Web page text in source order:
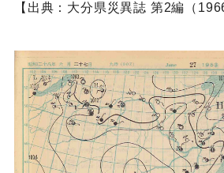
【出典：大分県災異誌 第2編（